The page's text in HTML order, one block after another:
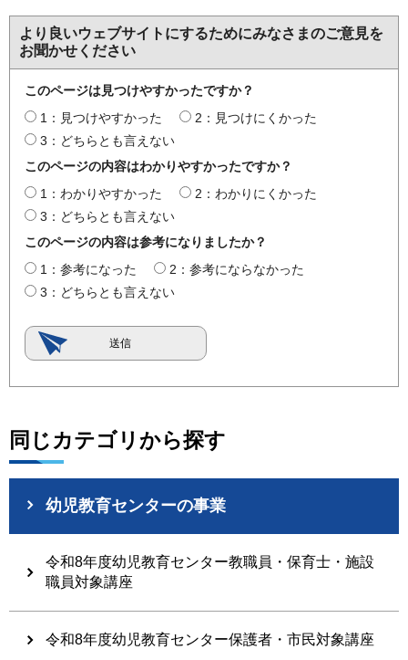
より良いウェブサイトにするためにみなさまのご意見を
お聞かせください
このページは見つけやすかったですか？
1：見つけやすかった
2：見つけにくかった
3：どちらとも言えない
このページの内容はわかりやすかったですか？
1：わかりやすかった
2：わかりにくかった
3：どちらとも言えない
このページの内容は参考になりましたか？
1：参考になった
2：参考にならなかった
3：どちらとも言えない
同じカテゴリから探す
幼児教育センターの事業
令和8年度幼児教育センター教職員・保育士・施設
職員対象講座
令和8年度幼児教育センター保護者・市民対象講座